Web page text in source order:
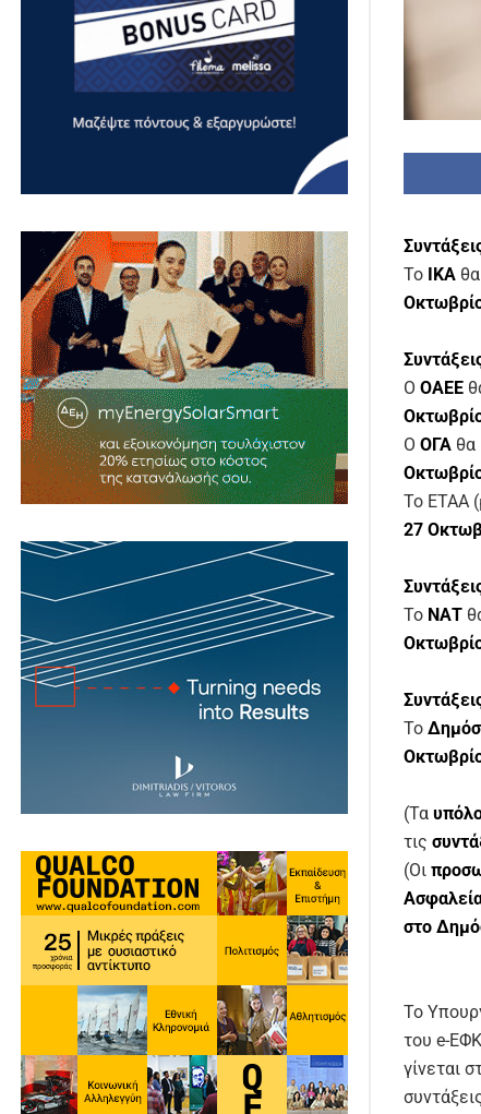
Το ΙΚΑ
Ο ΟΑΕΕ
Ο ΟΓΑ θα
Το ΕΤΑΑ
27
Το ΝΑΤ
Το
(Τα
τις
(Οι
στο
Το
του e-
γίνεται